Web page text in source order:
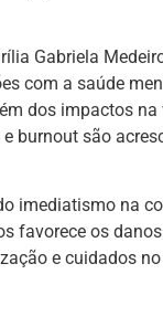
Gabriela
com a saúde
dos impactos
burnout são
imediatismo na
favorece os
e cuidados